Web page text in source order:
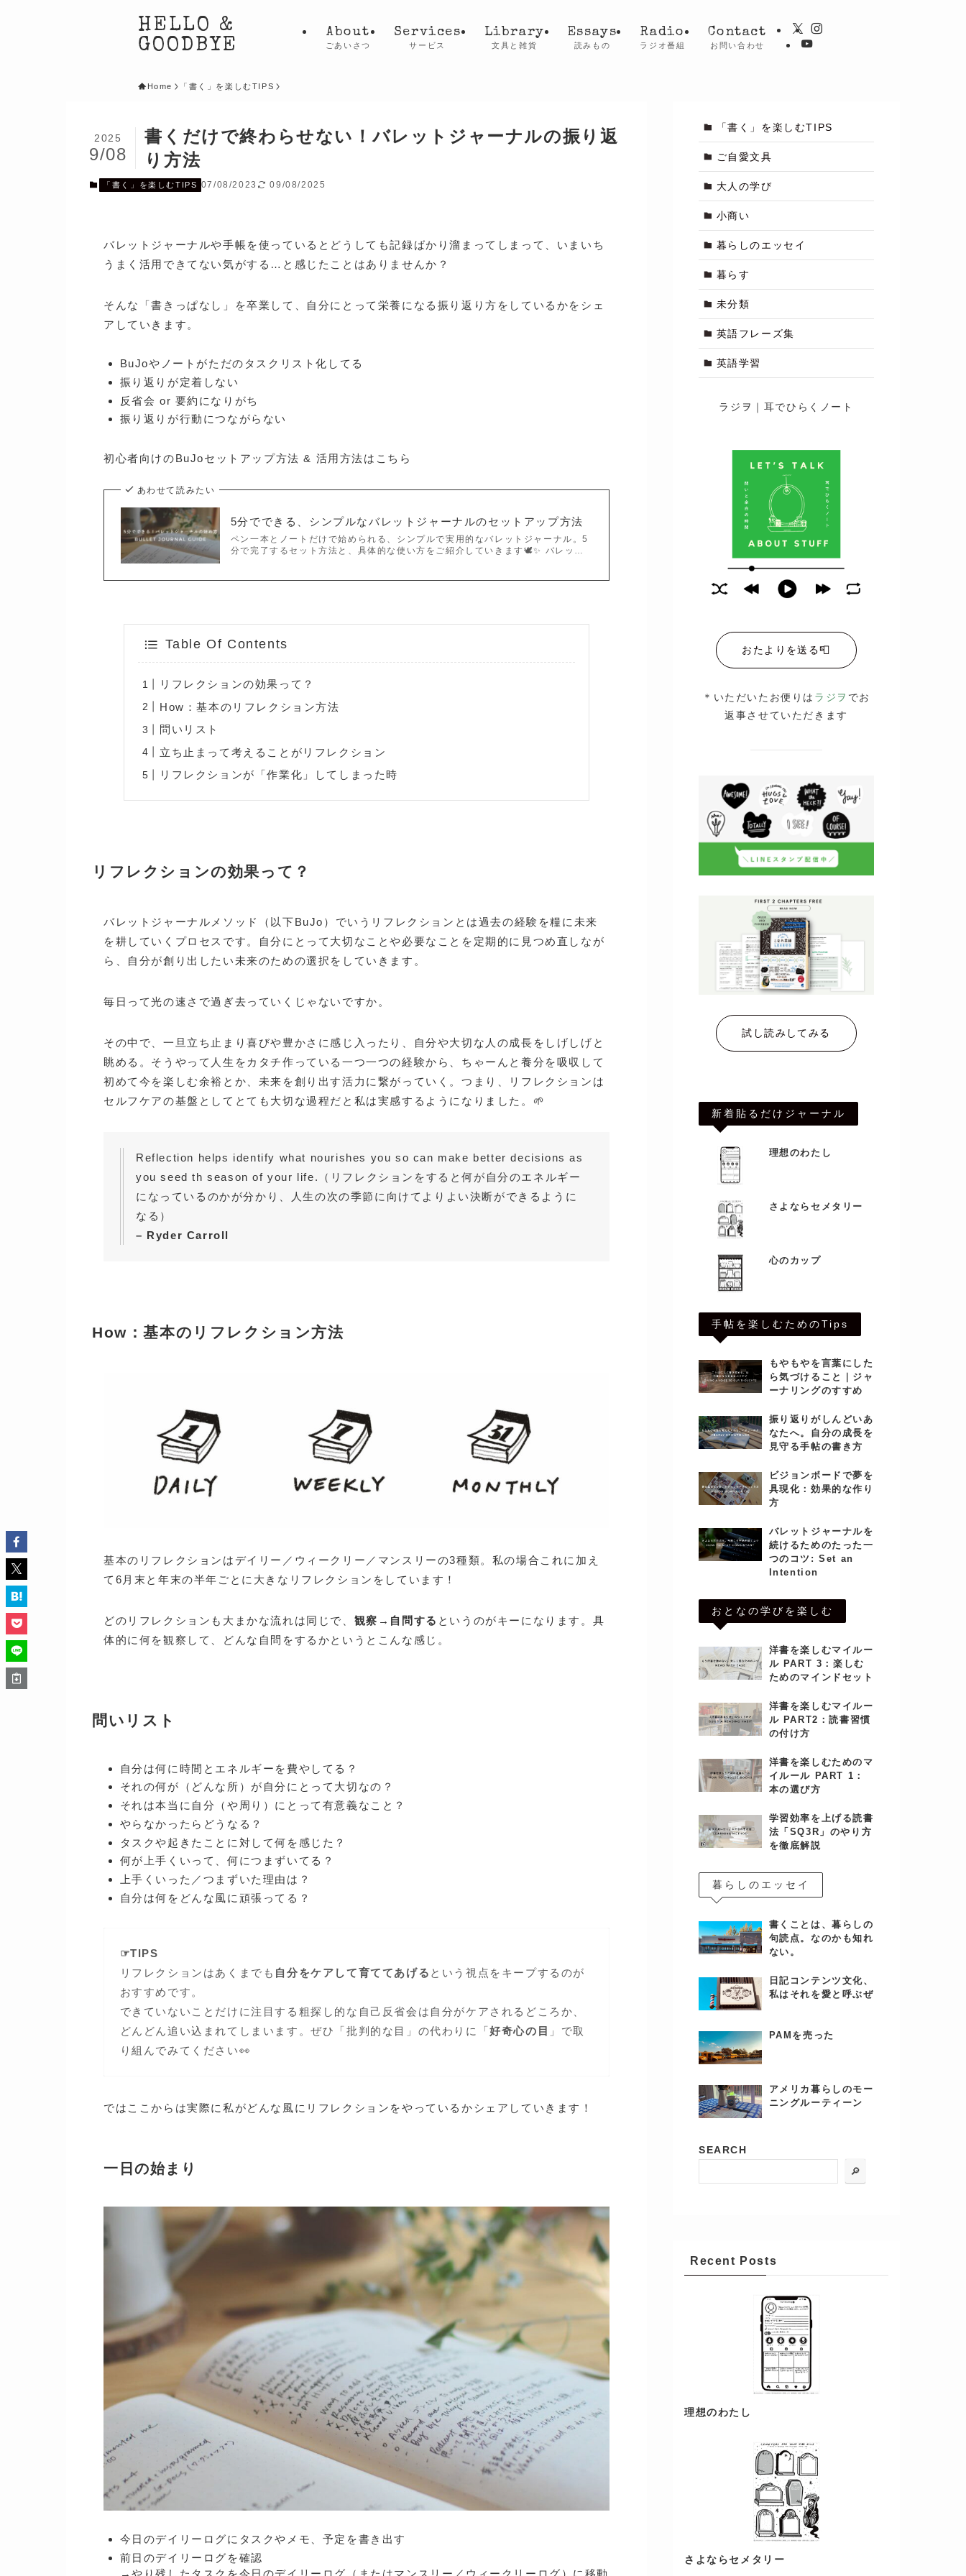
HELLO &
GOODBYE
About
ごあいさつ
Services
サービス
Library
文具と雑貨
Essays
読みもの
Radio
ラジオ番組
Contact
お問い合わせ
Home 「書く」を楽しむTIPS
書くだけで終わらせない！バレットジャーナルの振り返
り方法
2025
9/08
「書く」を楽しむTIPS 07/08/2023 09/08/2025
バレットジャーナルや手帳を使っているとどうしても記録ばかり溜まってしまって、いまいち
うまく活用できてない気がする…と感じたことはありませんか？
そんな「書きっぱなし」を卒業して、自分にとって栄養になる振り返り方をしているかをシェ
アしていきます。
BuJoやノートがただのタスクリスト化してる
振り返りが定着しない
反省会 or 要約になりがち
振り返りが行動につながらない
初心者向けのBuJoセットアップ方法 & 活用方法はこちら
あわせて読みたい
5分でできる、シンプルなバレットジャーナルのセットアップ方法
ペン一本とノートだけで始められる、シンプルで実用的なバレットジャーナル。5
分で完了するセット方法と、具体的な使い方をご紹介していきます🕊✨ バレッ…
Table Of Contents
リフレクションの効果って？
How：基本のリフレクション方法
問いリスト
立ち止まって考えることがリフレクション
リフレクションが「作業化」してしまった時
リフレクションの効果って？
バレットジャーナルメソッド（以下BuJo）でいうリフレクションとは過去の経験を糧に未来
を耕していくプロセスです。
自分に とって大切なことや必要なことを定期的に見つめ直しなが
ら、自分が創り出したい未来のための選択をしていきます 。
毎日って光の速さで過ぎ去っていくじゃないですか。
その中で、一旦立ち止まり喜びや豊かさに感じ入ったり、自分や大切な人の成長をしげしげと
眺める。そうやって人生をカタチ作っている一つ一つの経験から、ちゃーんと養分を吸収して
初めて今を楽しむ余裕とか、未来を創り出す活力に繋がっていく。つまり、リフレクションは
セルフケアの基盤としてとても大切な過程だと私は実感するようになりました。🌱
Reflection helps identify what nourishes you so can make better decisions as
you seed th season of your life.（リフレクションをすると何が自分のエネルギー
になっているのかが分かり、人生の次の季節に向けてよりよい決断ができるように
なる）
– Ryder Carroll
How：基本のリフレクション方法
基本のリフレクションはデイリー／ウィークリー／マンスリーの3種類。私の場合これに加え
て6月末と年末の半年ごとに大きなリフレクションをしています！
どのリフレクションも大まかな流れは同じで、 観察→自問する というのがキーになります。 具
体的に何を観察して、どんな自問をするかというとこんな感じ。
問いリスト
自分は何に時間とエネルギーを費やしてる？
それの何が（どんな所）が自分にとって大切なの？
それは本当に自分（や周り）にとって有意義なこと？
やらなかったらどうなる？
タスクや起きたことに対して何を感じた？
何が上手くいって、何につまずいてる？
上手くいった／つまずいた理由は？
自分は何をどんな風に頑張ってる？
☞TIPS
リフレクションはあくまでも 自分をケアして育ててあげる という視点をキープするのが
おすすめです。
できていないことだけに注目する粗探し的な自己反省会は自分がケアされるどころか、
どんどん追い込まれてしまいます。ぜひ「批判的な目」の代わりに「好奇心の目 」で取
り組んでみてください👀
ではここからは実際に私がどんな風にリフレクションをやっているかシェアしていきます！
一日の始まり
今日のデイリーログにタスクやメモ、予定を書き出す
前日のデイリーログを確認
「書く」を楽しむTIPS
ご自愛文具
大人の学び
小商い
暮らしのエッセイ
暮らす
未分類
英語フレーズ集
英語学習
ラジヲ｜耳でひらくノート
おたよりを送る📮
＊いただいたお便りは ラジヲ でお
返事させていただきます
試し読みしてみる
新着貼るだけジャーナル
理想のわたし
さよならセメタリー
心のカップ
手帖を楽しむためのTips
もやもやを言葉にした
ら気づけること｜ジャ
ーナリングのすすめ
振り返りがしんどいあ
なたへ。自分の成長を
見守る手帖の書き方
ビジョンボードで夢を
具現化：効果的な作り
方
バレットジャーナルを
続けるためのたった一
つのコツ: Set an
Intention
おとなの学びを楽しむ
洋書を楽しむマイルー
ル PART 3：楽しむ
ためのマインドセット
洋書を楽しむマイルー
ル PART2：読書習慣
の付け方
洋書を楽しむためのマ
イルール PART 1：
本の選び方
学習効率を上げる読書
法「SQ3R」のやり方
を徹底解説
暮らしのエッセイ
書くことは、暮らしの
句読点。なのかも知れ
ない。
日記コンテンツ文化、
私はそれを愛と呼ぶぜ
PAMを売った
アメリカ暮らしのモー
ニングルーティーン
SEARCH
🔎
Recent Posts
理想のわたし
さよならセメタリー